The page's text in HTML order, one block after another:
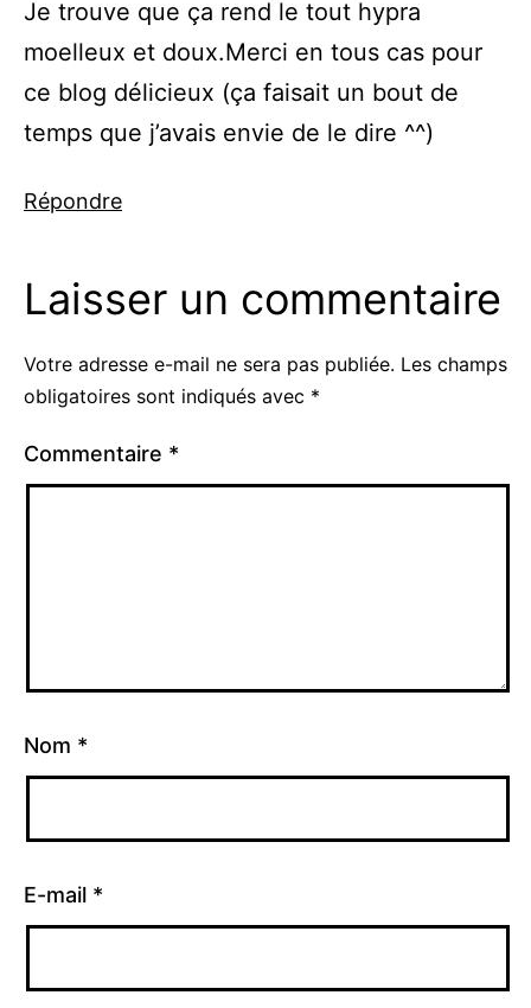
Je trouve que ça rend le tout hypra
moelleux et doux.Merci en tous cas pour
ce blog délicieux (ça faisait un bout de
temps que j’avais envie de le dire ^^)
Répondre
Laisser un commentaire
Votre adresse e-mail ne sera pas publiée. Les champs
obligatoires sont indiqués avec *
Commentaire *
Nom *
E-mail *